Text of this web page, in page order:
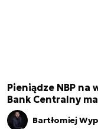
Pieniądze NBP na
Bank Centralny
Bartłomiej